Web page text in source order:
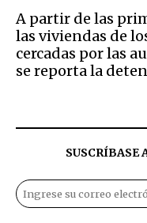
A partir de las
las viviendas de
cercadas por las
se reporta la
SUSCRÍBASE